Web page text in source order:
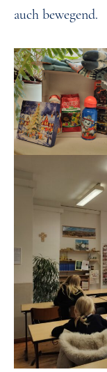
auch bewegend.